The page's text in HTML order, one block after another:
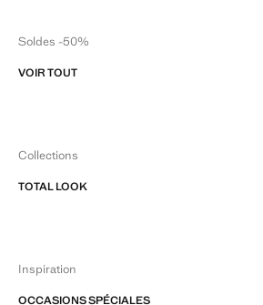
Soldes -50%
VOIR TOUT
Collections
TOTAL LOOK
Inspiration
OCCASIONS SPÉCIALES